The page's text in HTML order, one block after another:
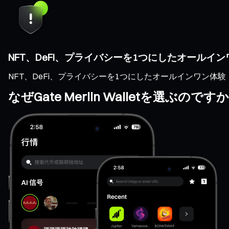
NFT、DeFi、プライバシーを1つにしたオールイン
NFT、DeFi、プライバシーを1つにしたオールインワン体験
なぜGate Merlin Walletを選ぶのですか